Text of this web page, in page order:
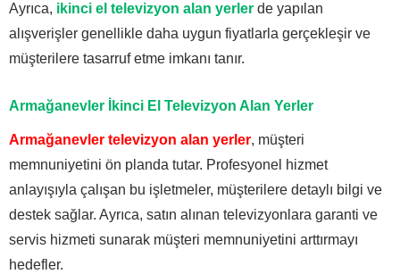
Ayrıca, ikinci el televizyon alan yerler de yapılan
alışverişler genellikle daha uygun fiyatlarla gerçekleşir ve
müşterilere tasarruf etme imkanı tanır.
Armağanevler İkinci El Televizyon Alan Yerler
Armağanevler televizyon alan yerler, müşteri
memnuniyetini ön planda tutar. Profesyonel hizmet
anlayışıyla çalışan bu işletmeler, müşterilere detaylı bilgi ve
destek sağlar. Ayrıca, satın alınan televizyonlara garanti ve
servis hizmeti sunarak müşteri memnuniyetini arttırmayı
hedefler.